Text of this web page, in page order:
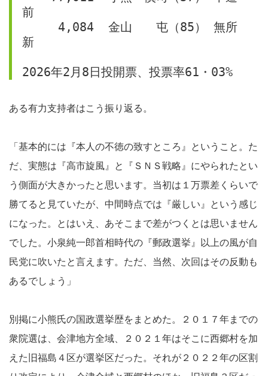
前
新
2026年2月8日投開票、投票率61・03%
ある有力支持者はこう振り返る。
「基本的には『本人の不徳の致すところ』ということ。た
だ、実態は『高市旋風』と『ＳＮＳ戦略』にやられたとい
う側面が大きかったと思います。当初は１万票差くらいで
勝てると見ていたが、中間時点では『厳しい』という感じ
になった。とはいえ、あそこまで差がつくとは思いません
でした。小泉純一郎首相時代の『郵政選挙』以上の風が自
民党に吹いたと言えます。ただ、当然、次回はその反動も
あるでしょう」
別掲に小熊氏の国政選挙歴をまとめた。２０１７年までの
衆院選は、会津地方全域、２０２１年はそこに西郷村を加
えた旧福島４区が選挙区だった。それが２０２２年の区割